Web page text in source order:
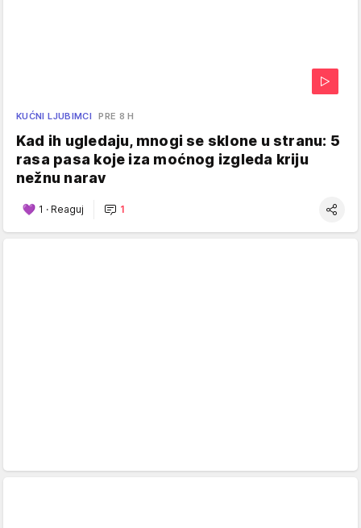
KUĆNI LJUBIMCI PRE 8 H
Kad ih ugledaju, mnogi se sklone u stranu: 5
rasa pasa koje iza moćnog izgleda kriju
nežnu narav
1 · Reaguj 1